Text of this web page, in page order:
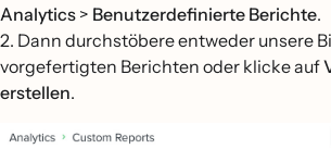
Analytics > Benutzerdefinierte Berichte.
2. Dann durchstöbere entweder unsere
vorgefertigten Berichten oder klicke auf
erstellen.